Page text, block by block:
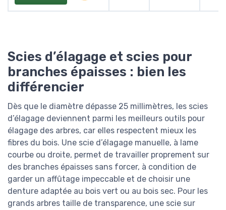
Scies d’élagage et scies pour
branches épaisses : bien les
différencier
Dès que le diamètre dépasse 25 millimètres, les scies
d’élagage deviennent parmi les meilleurs outils pour
élagage des arbres, car elles respectent mieux les
fibres du bois. Une scie d’élagage manuelle, à lame
courbe ou droite, permet de travailler proprement sur
des branches épaisses sans forcer, à condition de
garder un affûtage impeccable et de choisir une
denture adaptée au bois vert ou au bois sec. Pour les
grands arbres taille de transparence, une scie sur